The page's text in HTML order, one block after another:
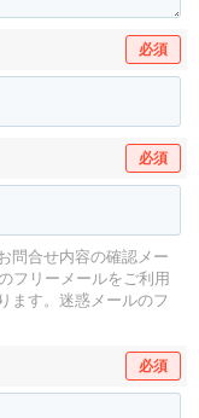
必須
必須
問合せ内容の確認メー
フリーメールをご利用
ます。 迷惑メールのフ
必須